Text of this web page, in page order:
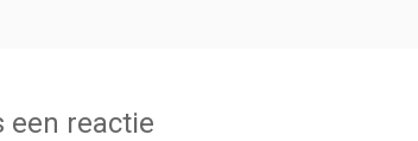
een reactie